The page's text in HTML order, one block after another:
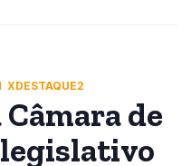
XDESTAQUE2
de